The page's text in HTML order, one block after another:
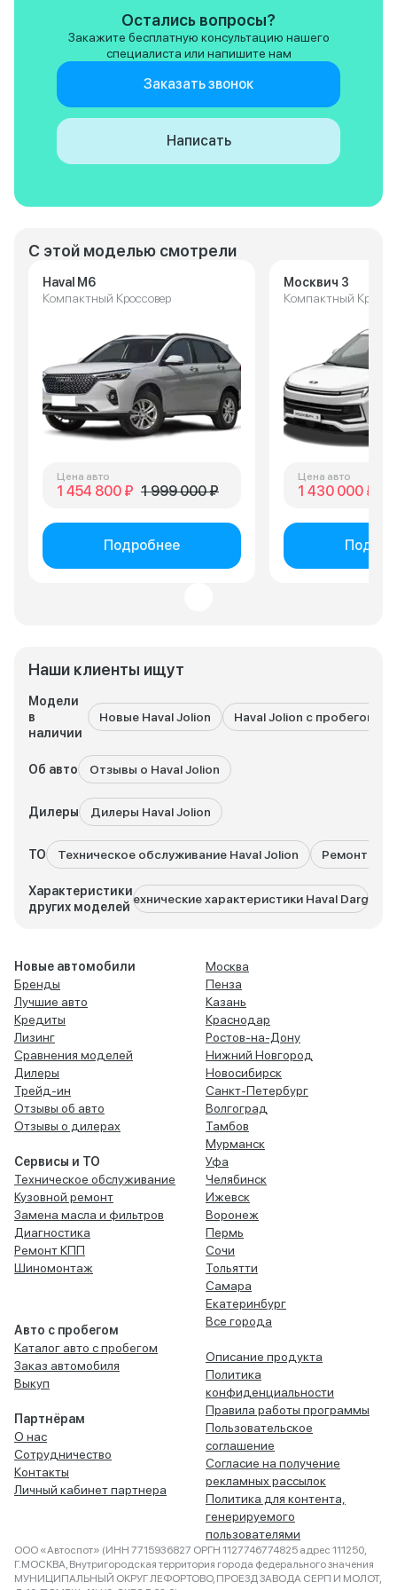
Наши клиенты ищут
Модели
в
наличии
Новые Haval Jolion Haval Jolion с пробегом
Об авто Отзывы о Haval Jolion
Дилеры Дилеры Haval Jolion
ТО Техническое обслуживание Haval Jolion Ремонт
Характеристики
других моделей
Технические характеристики Haval Dargo
С этой моделью смотрели
Haval M6
Компактный Кроссовер
Цена авто
1 454 800 ₽ 1 999 000 ₽
Подробнее
Москвич 3
Компактный
Цена авто
1 430 000 ₽
Остались вопросы?
Закажите бесплатную консультацию нашего
специалиста или напишите нам
Заказать звонок
Написать
Новые автомобили
Бренды
Лучшие авто
Кредиты
Лизинг
Сравнения моделей
Дилеры
Трейд-ин
Отзывы об авто
Отзывы о дилерах
Сервисы и ТО
Техническое обслуживание
Кузовной ремонт
Замена масла и фильтров
Диагностика
Ремонт КПП
Шиномонтаж
Авто с пробегом
Каталог авто с пробегом
Заказ автомобиля
Выкуп
Партнёрам
О нас
Сотрудничество
Контакты
Личный кабинет партнера
Москва
Пенза
Казань
Краснодар
Ростов-на-Дону
Нижний Новгород
Новосибирск
Санкт-Петербург
Волгоград
Тамбов
Мурманск
Уфа
Челябинск
Ижевск
Воронеж
Пермь
Сочи
Тольятти
Самара
Екатеринбург
Все города
Описание продукта
Политика
конфиденциальности
Правила работы программы
Пользовательское
соглашение
Согласие на получение
рекламных рассылок
Политика для контента,
генерируемого
пользователями
ООО «Автоспот» (ИНН 7715936827 ОРГН 1127746774825 адрес 111250,
Г.МОСКВА, Внутригородская территория города федерального значения
МУНИЦИПАЛЬНЫЙ ОКРУГ ЛЕФОРТОВО, ПРОЕЗД ЗАВОДА СЕРП И МОЛОТ,